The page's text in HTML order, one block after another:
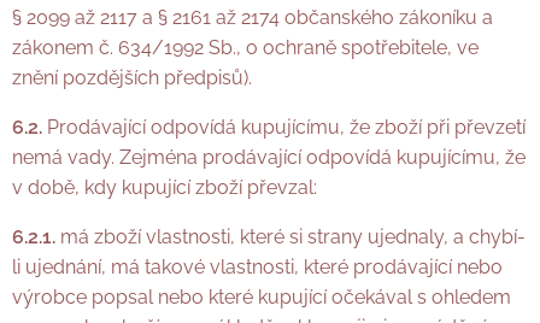
§ 2099 až 2117 a § 2161 až 2174 občanského zákoníku a
zákonem č. 634/1992 Sb., o ochraně spotřebitele, ve
znění pozdějších předpisů).
6.2. Prodávající odpovídá kupujícímu, že zboží při převzetí
nemá vady. Zejména prodávající odpovídá kupujícímu, že
v době, kdy kupující zboží převzal:
6.2.1. má zboží vlastnosti, které si strany ujednaly, a chybí-
li ujednání, má takové vlastnosti, které prodávající nebo
výrobce popsal nebo které kupující očekával s ohledem